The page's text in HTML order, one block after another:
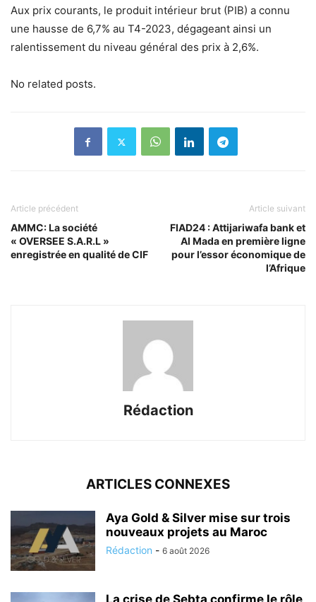
Aux prix courants, le produit intérieur brut (PIB) a connu
une hausse de 6,7% au T4-2023, dégageant ainsi un
ralentissement du niveau général des prix à 2,6%.
No related posts.
Article précédent
AMMC: La société
« OVERSEE S.A.R.L »
enregistrée en qualité de CIF
Article suivant
FIAD24 : Attijariwafa bank et
Al Mada en première ligne
pour l’essor économique de
l’Afrique
Rédaction
ARTICLES CONNEXES
Aya Gold & Silver mise sur trois
nouveaux projets au Maroc
Rédaction - 6 août 2026